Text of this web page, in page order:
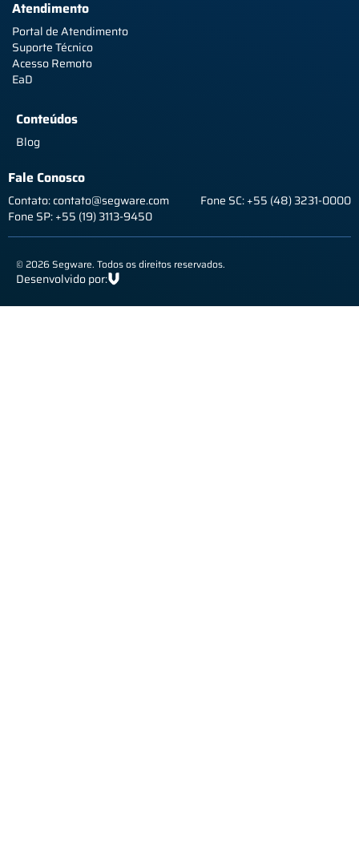
Atendimento
Portal de Atendimento
Suporte Técnico
Acesso Remoto
EaD
Conteúdos
Blog
Fale Conosco
Contato: contato@segware.com
Fone SC: +55 (48) 3231-0000
Fone SP: +55 (19) 3113-9450
© 2026 Segware. Todos os direitos reservados.
Desenvolvido por: